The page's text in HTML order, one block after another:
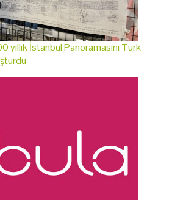
yıllık İstanbul Panoramasını Türk